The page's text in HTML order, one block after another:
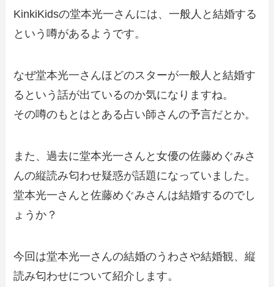
KinkiKidsの堂本光一さんには、一般人と結婚する
という噂があるようです。
なぜ堂本光一さんほどのスターが一般人と結婚す
るという話が出ているのか気になりますね。
その噂のもとはとある占い師さんの予言だとか。
また、過去に堂本光一さんと女優の佐藤めぐみさ
んの縦読み匂わせ疑惑が話題になっていました。
堂本光一さんと佐藤めぐみさんは結婚するのでし
ょうか？
今回は堂本光一さんの結婚のうわさや結婚観、縦
読み匂わせについて紹介します。